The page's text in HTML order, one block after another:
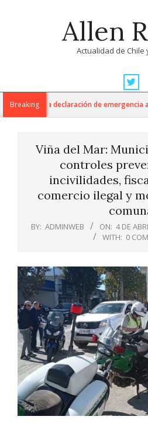
Allen
Actualidad de Chile
Navigation
MenuBreaking
anuncia declaración de emergencia
Viña del Mar:
controles
incivilidades,
comercio ilegal y
BY: ADMINWEB ON: 4 DE
WITH: 0